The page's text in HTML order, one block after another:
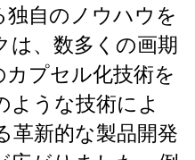
独自のノウハウを
は、数多くの画期
プセル化技術を
ような技術によ
革新的な製品開発